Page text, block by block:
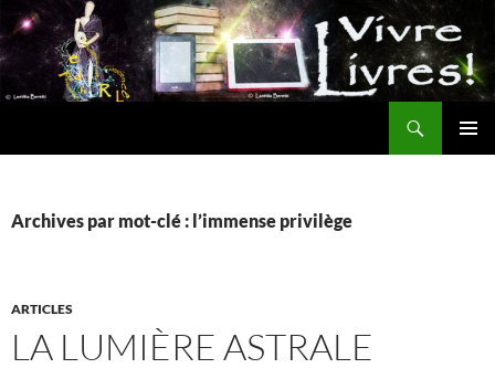
Aller
au
contenu
Archives par mot-clé : l’immense privilège
ARTICLES
LA LUMIÈRE ASTRALE